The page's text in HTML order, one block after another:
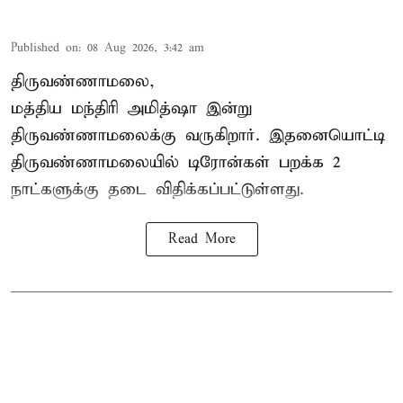
Published on: 08 Aug 2026, 3:42 am
திருவண்ணாமலை,
மத்திய மந்திரி அமித்ஷா இன்று
திருவண்ணாமலைக்கு வருகிறார். இதனையொட்டி
திருவண்ணாமலையில் டிரோன்கள் பறக்க 2
நாட்களுக்கு தடை விதிக்கப்பட்டுள்ளது.
Read More